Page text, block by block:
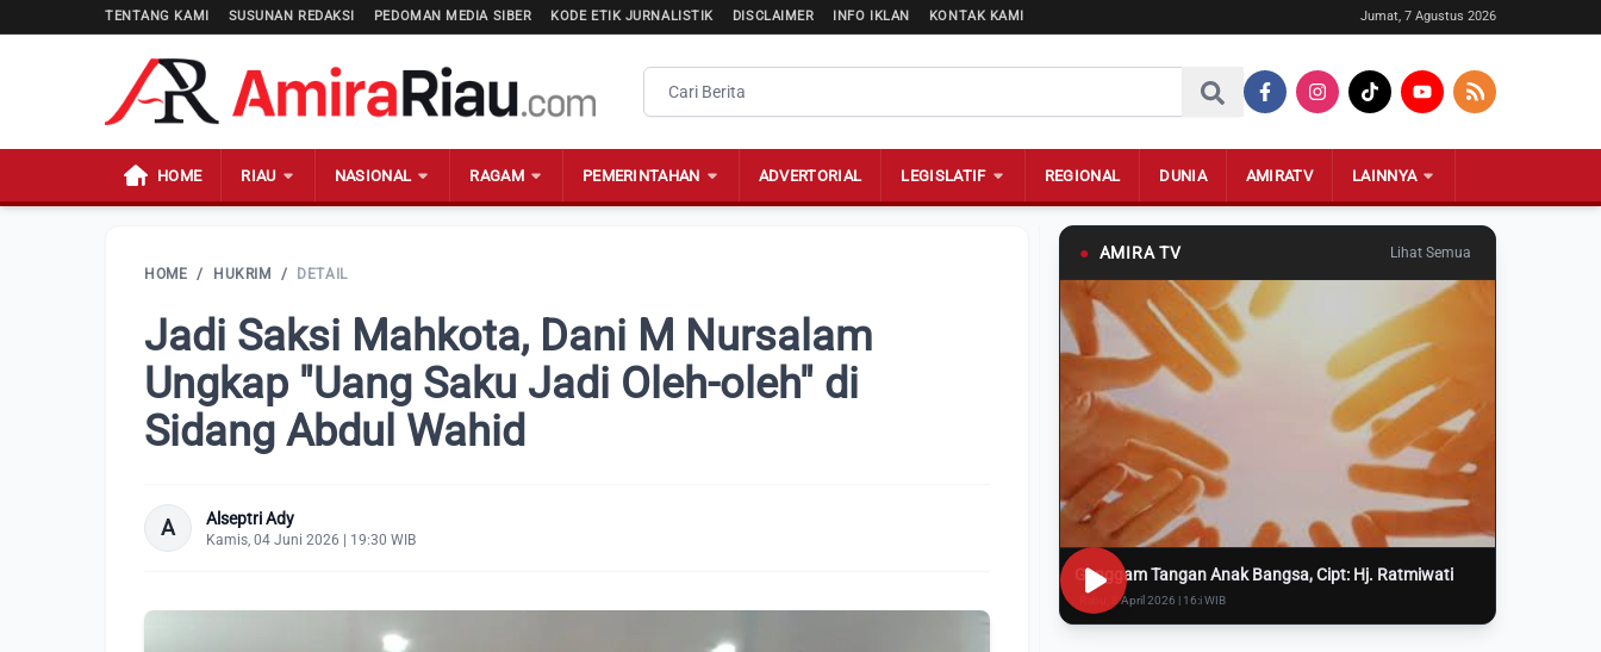
TENTANG KAMI SUSUNAN REDAKSI PEDOMAN MEDIA SIBER KODE ETIK JURNALISTIK DISCLAIMER INFO IKLAN KONTAK KAMI Jumat, 7 Agustus 2026
HOME RIAU NASIONAL RAGAM PEMERINTAHAN ADVERTORIAL LEGISLATIF REGIONAL DUNIA AMIRATV LAINNYA
HOME / HUKRIM / DETAIL
Jadi Saksi Mahkota, Dani M Nursalam
Ungkap "Uang Saku Jadi Oleh-oleh" di
Sidang Abdul Wahid
A Alseptri Ady
Kamis, 04 Juni 2026 | 19:30 WIB
● AMIRA TV Lihat Semua
Genggam Tangan Anak Bangsa, Cipt: Hj. Ratmiwati
Rabu, 8 April 2026 | 16:i WIB